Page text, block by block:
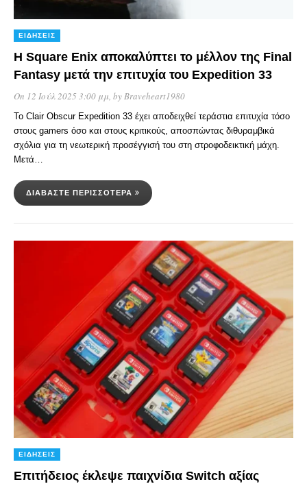
ΕΙΔΉΣΕΙΣ
Η Square Enix αποκαλύπτει το μέλλον της Final
Fantasy μετά την επιτυχία του Expedition 33
On 12 Ιούλ 2025 3:00 μμ, byBraveheart1980
Το Clair Obscur Expedition 33 έχει αποδειχθεί τεράστια επιτυχία τόσο
στους gamers όσο και στους κριτικούς, αποσπώντας διθυραμβικά
σχόλια για τη νεωτερική προσέγγισή του στη στροφοδεικτική μάχη.
Μετά…
ΔΙΑΒΆΣΤΕ ΠΕΡΙΣΣΌΤΕΡΑ
ΕΙΔΉΣΕΙΣ
Επιτήδειος έκλεψε παιχνίδια Switch αξίας